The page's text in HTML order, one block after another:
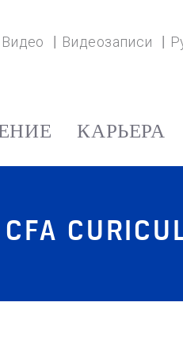
Видео Видеозаписи
КАРЬЕРА